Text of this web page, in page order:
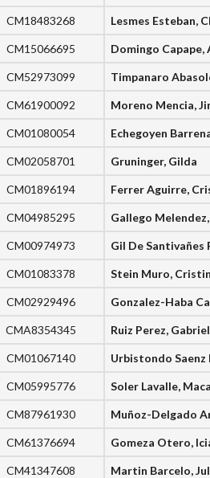
CM18483268 Lesmes Esteban,
CM15066695 Domingo Capape,
CM52973099 Timpanaro
CM61900092 Moreno Mencia,
CM01080054 Echegoyen
CM02058701 Gruninger, Gilda
CM01896194 Ferrer Aguirre,
CM04985295 Gallego
CM00974973 Gil De Santivañes
CM01083378 Stein Muro,
CM02929496 Gonzalez-Haba
CMA8354345 Ruiz Perez,
CM01067140 Urbistondo Saenz
CM05995776 Soler Lavalle,
CM87961930 Muñoz-Delgado
CM61376694 Gomeza Otero,
CM41347608 Martin Barcelo,